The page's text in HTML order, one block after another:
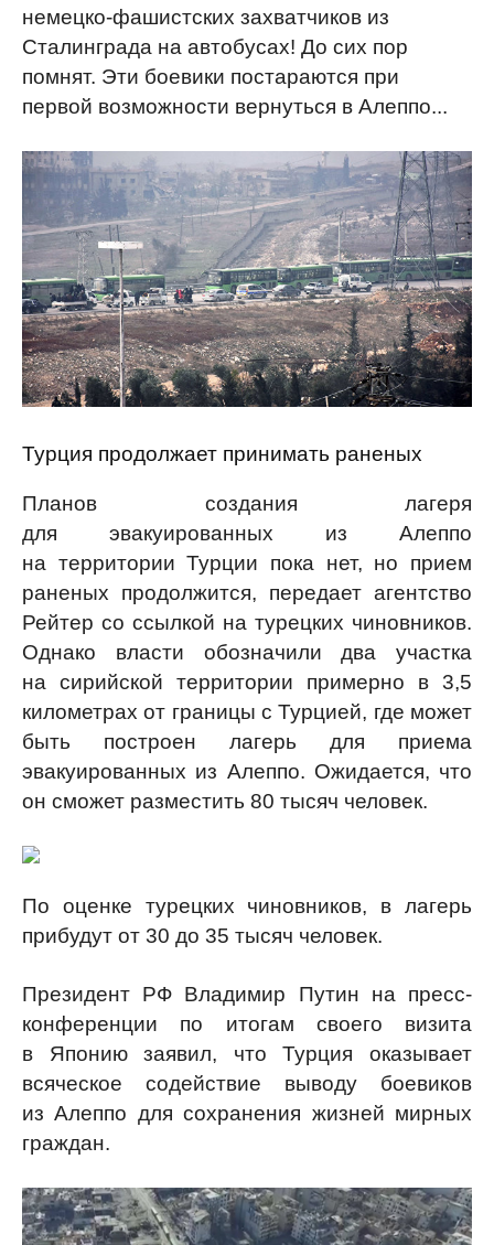
немецко-фашистских захватчиков из
Сталинграда на автобусах! До сих пор
помнят. Эти боевики постараются при
первой возможности вернуться в Алеппо...
Турция продолжает принимать раненых
Планов создания лагеря
для эвакуированных из Алеппо
на территории Турции пока нет, но прием
раненых продолжится, передает агентство
Рейтер со ссылкой на турецких чиновников.
Однако власти обозначили два участка
на сирийской территории примерно в 3,5
километрах от границы с Турцией, где может
быть построен лагерь для приема
эвакуированных из Алеппо. Ожидается, что
он сможет разместить 80 тысяч человек.
По оценке турецких чиновников, в лагерь
прибудут от 30 до 35 тысяч человек.
Президент РФ Владимир Путин на пресс-
конференции по итогам своего визита
в Японию заявил, что Турция оказывает
всяческое содействие выводу боевиков
из Алеппо для сохранения жизней мирных
граждан.